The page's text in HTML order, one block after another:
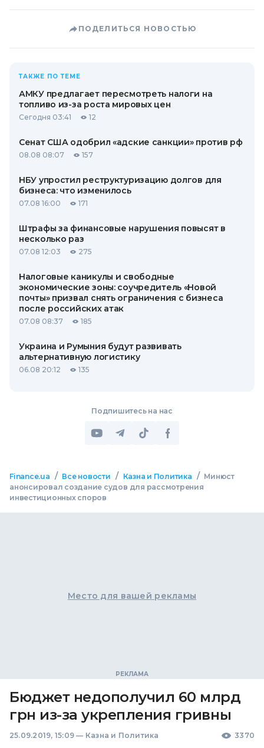
ПОДЕЛИТЬСЯ НОВОСТЬЮ
ТАКЖЕ ПО ТЕМЕ
АМКУ предлагает пересмотреть налоги на
топливо из-за роста мировых цен
Сегодня 03:41 12
Сенат США одобрил «адские санкции» против рф
08.08 08:07 157
НБУ упростил реструктуризацию долгов для
бизнеса: что изменилось
07.08 16:00 171
Штрафы за финансовые нарушения повысят в
несколько раз
07.08 12:03 275
Налоговые каникулы и свободные
экономические зоны: соучредитель «Новой
почты» призвал снять ограничения с бизнеса
после российских атак
07.08 08:37 185
Украина и Румыния будут развивать
альтернативную логистику
06.08 20:12 135
Подпишитесь на нас
Finance.ua / Все новости / Казна и Политика / Минюст
анонсировал создание судов для рассмотрения
инвестиционных споров
Место для вашей рекламы
Бюджет недополучил 60 млрд
грн из-за укрепления гривны
25.09.2019, 15:09 — Казна и Политика 3370